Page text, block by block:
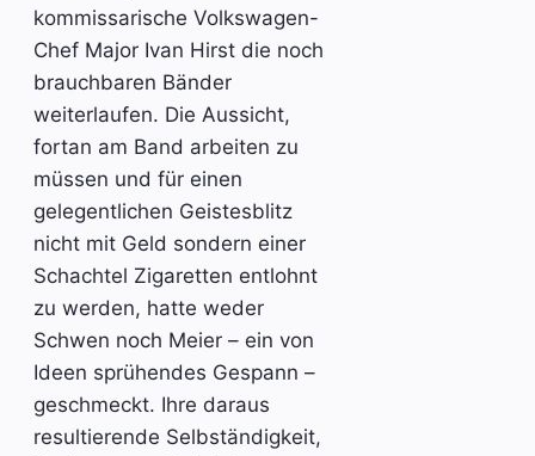
kommissarische Volkswagen-
Chef Major Ivan Hirst die noch
brauchbaren Bänder
weiterlaufen. Die Aussicht,
fortan am Band arbeiten zu
müssen und für einen
gelegentlichen Geistesblitz
nicht mit Geld sondern einer
Schachtel Zigaretten entlohnt
zu werden, hatte weder
Schwen noch Meier – ein von
Ideen sprühendes Gespann –
geschmeckt. Ihre daraus
resultierende Selbständigkeit,